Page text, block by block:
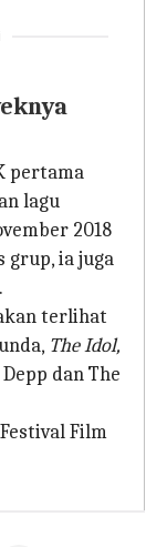
pertama
lagu
2018
grup, ia juga
terlihat
The Idol,
dan The
Film